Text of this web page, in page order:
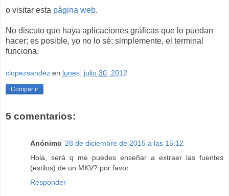
o visitar esta página web.
No discuto que haya aplicaciones gráficas que lo puedan
hacer; es posible, yo no lo sé; simplemente, el terminal
funciona.
clopezsandez en lunes, julio 30, 2012
Compartir
5 comentarios:
Anónimo 28 de diciembre de 2015 a las 15:12
Hola, será q me puedes enseñar a extraer las fuentes
(estilos) de un MKV? por favor.
Responder